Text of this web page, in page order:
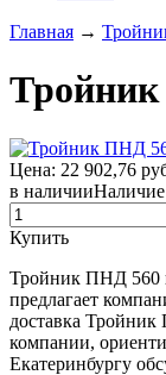
Главная →
Цена: 22 902,76
в наличииНаличие
Купить
Тройник ПНД 560
предлагает
доставка
компании,
Екатеринбургу